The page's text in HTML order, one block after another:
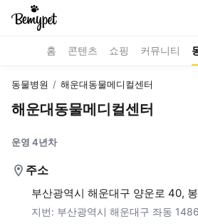
홈 콘텐츠 쇼핑 커뮤니티
동물병원 / 해운대동물메디컬센터
해운대동물메디컬센터
운영 4년차
주소
부산광역시 해운대구 양운로 40,
지번: 부산광역시 해운대구 좌동